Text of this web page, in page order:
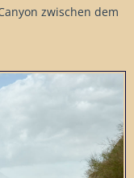
zwischen dem